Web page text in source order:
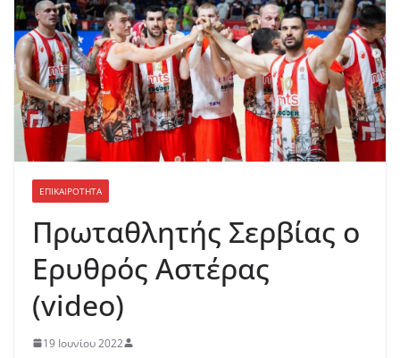
ΕΠΙΚΑΙΡΟΤΗΤΑ
Πρωταθλητής Σερβίας o
Eρυθρός Αστέρας
(video)
19 Ιουνίου 2022